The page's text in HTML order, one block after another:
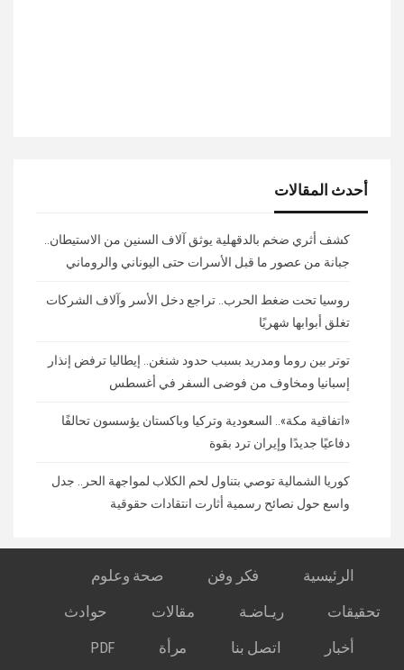
أحدث المقالات
كشف أثري ضخم بالدقهلية يوثق آلاف السنين من الاستيطان..
جبانة من عصور ما قبل الأسرات حتى اليوناني والروماني
روسيا تحت ضغط الحرب.. تراجع دخل الأسر وآلاف الشركات
تغلق أبوابها شهريًا
توتر بين روما ومدريد بسبب حدود شنغن.. إيطاليا ترفض إنذار
إسبانيا ومخاوف من فوضى السفر في أغسطس
«اتفاقية مكة».. السعودية وتركيا وباكستان يؤسسون تحالفًا
دفاعيًا جديدًا وإيران ترد بقوة
كوريا الشمالية توصي بتناول لحم الكلاب لمواجهة الحر.. جدل
واسع حول نصائح رسمية أثارت انتقادات حقوقية
الرئيسية فكر وفن
صحة وعلوم
تحقيقات
ريـاضـة مقالات
حوادث
أخبار
اتصل بنا مرأة PDF